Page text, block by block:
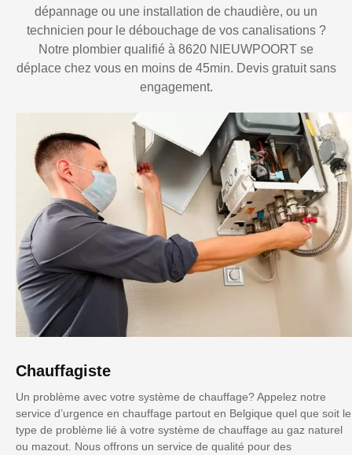
dépannage ou une installation de chaudière, ou un
technicien pour le débouchage de vos canalisations ?
Notre plombier qualifié à 8620 NIEUWPOORT se
déplace chez vous en moins de 45min. Devis gratuit sans
engagement.
Chauffagiste
Un problème avec votre système de chauffage? Appelez notre
service d’urgence en chauffage partout en Belgique quel que soit le
type de problème lié à votre système de chauffage au gaz naturel
ou mazout. Nous offrons un service de qualité pour des